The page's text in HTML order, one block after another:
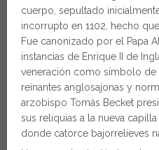
cuerpo, sepultado
incorrupto en 1102, hecho
Fue canonizado por el Papa
instancias de Enrique II de
veneración como símbolo de
reinantes anglosajonas y
arzobispo Tomás Becket
sus reliquias a la nueva
donde catorce bajorrelieves